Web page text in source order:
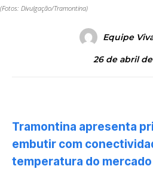
(Fotos: Divulgação/Tramontina)
Equipe
26 de abril de
Tramontina apresenta
embutir com
temperatura do mercado